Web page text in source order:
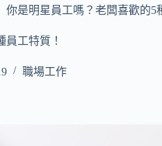
你是明星員工嗎？老闆喜歡的5
工特質！
職場工作